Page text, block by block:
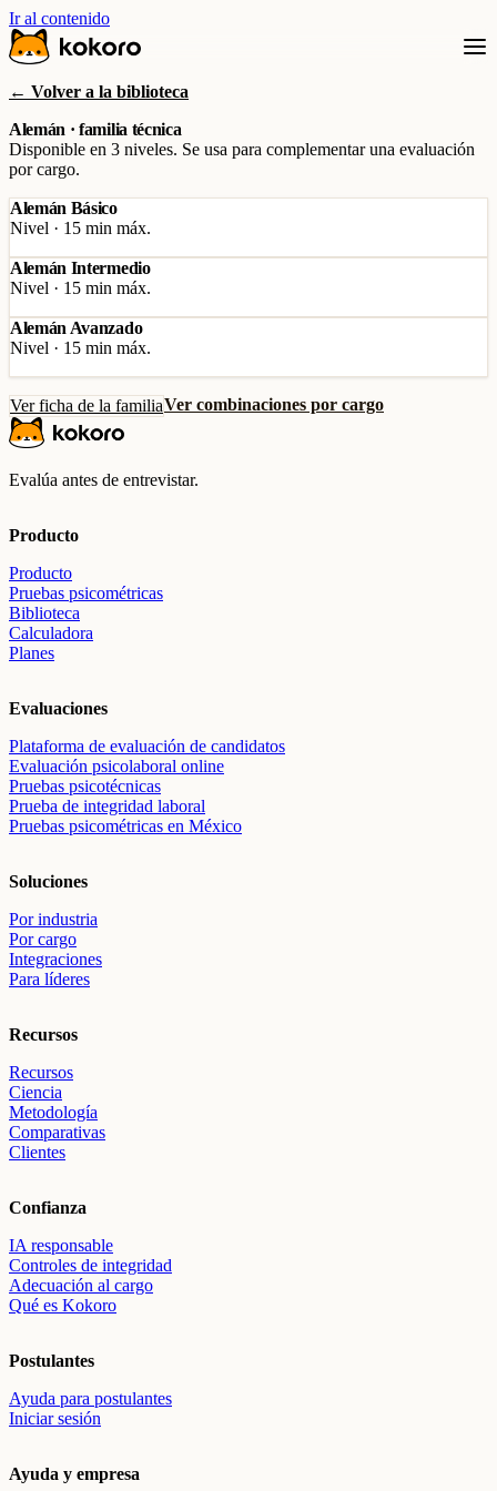
Ir al contenido
← Volver a la biblioteca
Alemán · familia técnica
Disponible en 3 niveles. Se usa para complementar una evaluación
por cargo.
Alemán Básico
Nivel · 15 min máx.
Alemán Intermedio
Nivel · 15 min máx.
Alemán Avanzado
Nivel · 15 min máx.
Ver ficha de la familiaVer combinaciones por cargo
Evalúa antes de entrevistar.
Producto
Producto
Pruebas psicométricas
Biblioteca
Calculadora
Planes
Evaluaciones
Plataforma de evaluación de candidatos
Evaluación psicolaboral online
Pruebas psicotécnicas
Prueba de integridad laboral
Pruebas psicométricas en México
Soluciones
Por industria
Por cargo
Integraciones
Para líderes
Recursos
Recursos
Ciencia
Metodología
Comparativas
Clientes
Confianza
IA responsable
Controles de integridad
Adecuación al cargo
Qué es Kokoro
Postulantes
Ayuda para postulantes
Iniciar sesión
Ayuda y empresa